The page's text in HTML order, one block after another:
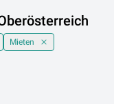
Mieten